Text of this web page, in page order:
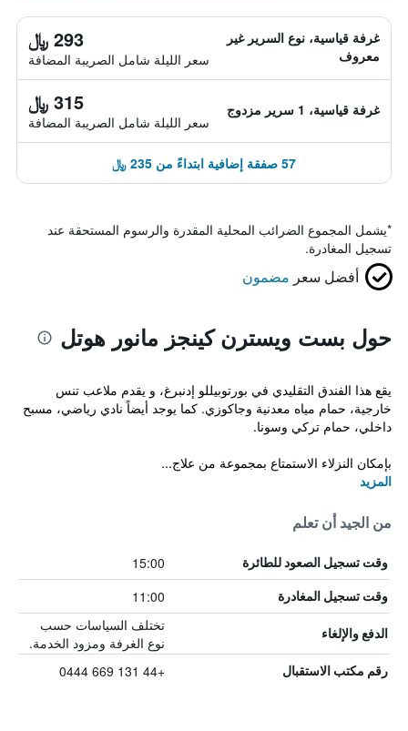
غرفة قياسية، نوع السرير غير
معروف
293 ﷼
سعر الليلة شامل الصريبة المضافة
غرفة قياسية، 1 سرير مزدوج 315 ﷼
سعر الليلة شامل الصريبة المضافة
57 صفقة إضافية ابتداءً من 235 ﷼
*يشمل المجموع الضرائب المحلية المقدرة والرسوم المستحقة عند
تسجيل المغادرة.
أفضل سعر مضمون
حول بست ويسترن كينجز مانور هوتل
يقع هذا الفندق التقليدي في بورتوبيللو إدنبرغ، و يقدم ملاعب تنس
خارجية، حمام مياه معدنية وجاكوزي. كما يوجد أيضاً نادي رياضي، مسبح
داخلي، حمام تركي وسونا.
بإمكان النزلاء الاستمتاع بمجموعة من علاج...
المزيد
من الجيد أن تعلم
وقت تسجيل الصعود للطائرة 15:00
وقت تسجيل المغادرة 11:00
الدفع والإلغاء
تختلف السياسات حسب
نوع الغرفة ومزود الخدمة.
رقم مكتب الاستقبال +44 131 669 0444